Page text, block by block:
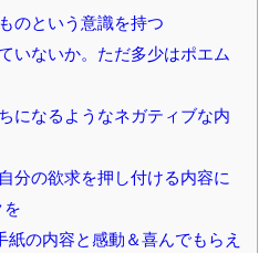
のという意識を持つ
いないか。ただ多少はポエム
になるようなネガティブな内
分の欲求を押し付ける内容に
を
の内容と感動＆喜んでもらえ